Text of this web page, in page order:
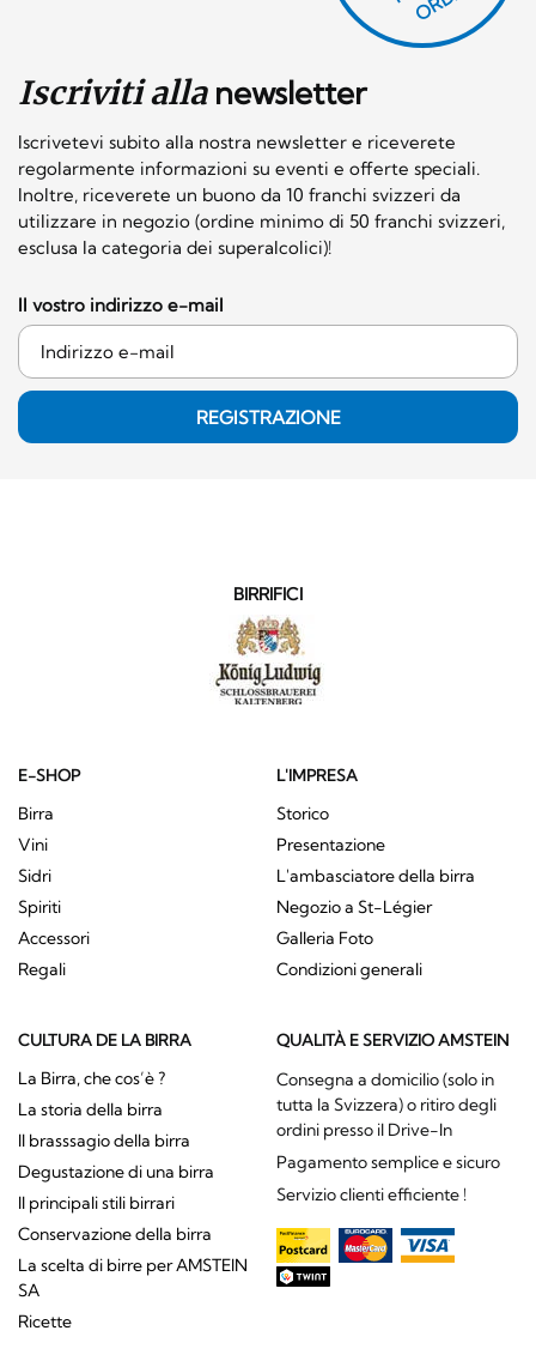
Iscriviti allanewsletter
Iscrivetevi subito alla nostra newsletter e riceverete
regolarmente informazioni su eventi e offerte speciali.
Inoltre, riceverete un buono da 10 franchi svizzeri da
utilizzare in negozio (ordine minimo di 50 franchi svizzeri,
esclusa la categoria dei superalcolici)!
Il vostro indirizzo e-mail
REGISTRAZIONE
BIRRIFICI
E-SHOP
Birra
Vini
Sidri
Spiriti
Accessori
Regali
L'IMPRESA
Storico
Presentazione
L'ambasciatore della birra
Negozio a St-Légier
Galleria Foto
Condizioni generali
CULTURA DE LA BIRRA
La Birra, che cos’è ?
La storia della birra
Il brasssagio della birra
Degustazione di una birra
Il principali stili birrari
Conservazione della birra
La scelta di birre per AMSTEIN
SA
Ricette
QUALITÀ E SERVIZIO AMSTEIN
Consegna a domicilio (solo in
tutta la Svizzera) o ritiro degli
ordini presso il Drive-In
Pagamento semplice e sicuro
Servizio clienti efficiente !